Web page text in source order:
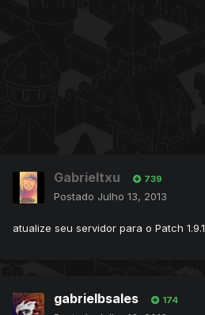
Gabrieltxu 739
Postado Julho 13, 2013
atualize seu servidor para o Patch 1.9.1
gabrielbsales 174